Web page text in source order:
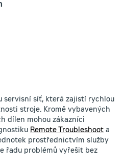
servisní síť, která zajistí rychlou
stroje. Kromě vybavených
dílen mohou zákazníci
Remote Troubleshoot a
prostřednictvím služby
řadu problémů vyřešit bez